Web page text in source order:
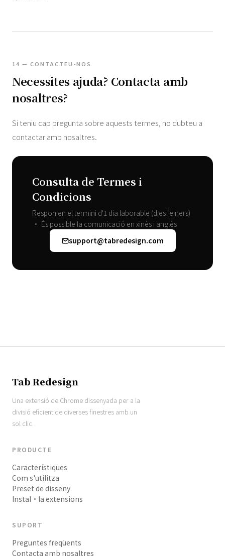
14 — CONTACTEU-NOS
Necessites ajuda? Contacta amb
nosaltres?
Si teniu cap pregunta sobre aquests termes, no dubteu a
contactar amb nosaltres.
Consulta de Termes i
Condicions
Respon en el termini d'1 dia laborable (dies feiners)
• És possible la comunicació en xinès i anglès
support@tabredesign.com
Tab Redesign
Una extensió de Chrome dissenyada per a la
divisió eficient de diverses finestres amb un
sol clic.
PRODUCTE
Característiques
Com s'utilitza
Preset de disseny
Instal·la extensions
SUPORT
Preguntes freqüents
Contacta amb nosaltres